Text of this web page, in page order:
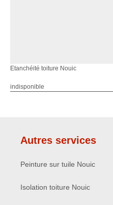
Etanchéité toiture Nouic
indisponible
Autres services
Peinture sur tuile Nouic
Isolation toiture Nouic